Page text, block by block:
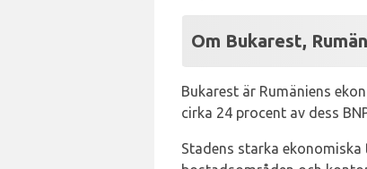
Om Bukarest,
Bukarest är Rumäniens
cirka 24 procent av dess
Stadens starka